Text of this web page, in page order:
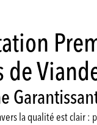
de
la qualité est clair